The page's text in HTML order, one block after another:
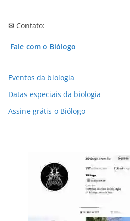
✉ Contato:
Fale com o Biólogo
Eventos da biologia
Datas especiais da biologia
Assine grátis o Biólogo